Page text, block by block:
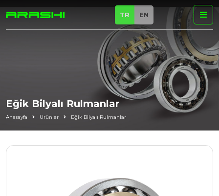
TR EN
Eğik Bilyalı Rulmanlar
Anasayfa Ürünler Eğik Bilyalı Rulmanlar